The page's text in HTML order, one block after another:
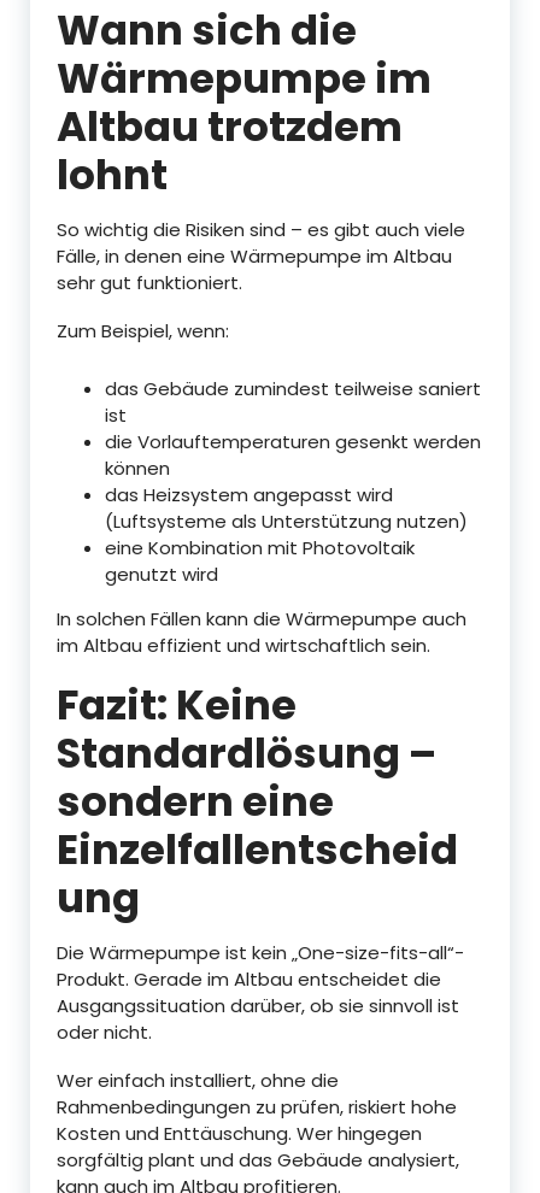
Wann sich die
Wärmepumpe im
Altbau trotzdem
lohnt
So wichtig die Risiken sind – es gibt auch viele
Fälle, in denen eine Wärmepumpe im Altbau
sehr gut funktioniert.
Zum Beispiel, wenn:
das Gebäude zumindest teilweise saniert
ist
die Vorlauftemperaturen gesenkt werden
können
das Heizsystem angepasst wird
(Luftsysteme als Unterstützung nutzen)
eine Kombination mit Photovoltaik
genutzt wird
In solchen Fällen kann die Wärmepumpe auch
im Altbau effizient und wirtschaftlich sein.
Fazit: Keine
Standardlösung –
sondern eine
Einzelfallentscheid
ung
Die Wärmepumpe ist kein „One-size-fits-all“-
Produkt. Gerade im Altbau entscheidet die
Ausgangssituation darüber, ob sie sinnvoll ist
oder nicht.
Wer einfach installiert, ohne die
Rahmenbedingungen zu prüfen, riskiert hohe
Kosten und Enttäuschung. Wer hingegen
sorgfältig plant und das Gebäude analysiert,
kann auch im Altbau profitieren.